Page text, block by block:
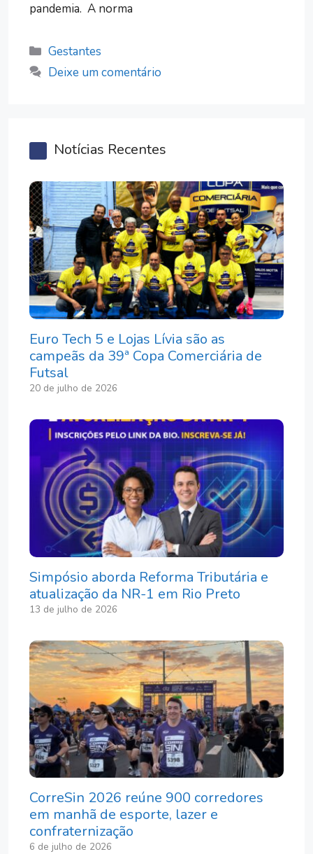
pandemia. A norma
Categorias
Gestantes
Deixe um comentário
Notícias Recentes
Euro Tech 5 e Lojas Lívia são as
campeãs da 39ª Copa Comerciária de
Futsal
20 de julho de 2026
Simpósio aborda Reforma Tributária e
atualização da NR-1 em Rio Preto
13 de julho de 2026
CorreSin 2026 reúne 900 corredores
em manhã de esporte, lazer e
confraternização
6 de julho de 2026